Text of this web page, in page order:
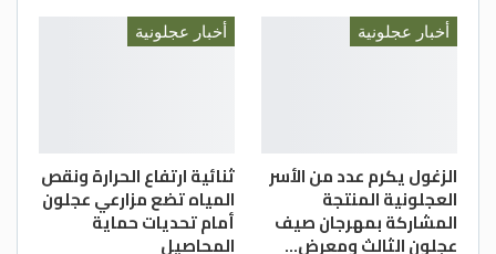
أخبار عجلونية
الزغول يكرم عدد من الأسر
العجلونية المنتجة
المشاركة بمهرجان صيف
عجلون الثالث ومعرض…
أخبار عجلونية
ثنائية ارتفاع الحرارة ونقص
المياه تضع مزارعي عجلون
أمام تحديات حماية
المحاصيل